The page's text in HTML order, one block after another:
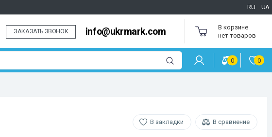
RU UA
ЗАКАЗАТЬ ЗВОНОК info@ukrmark.com
В корзине
нет товаров
0 0
В закладки В сравнение